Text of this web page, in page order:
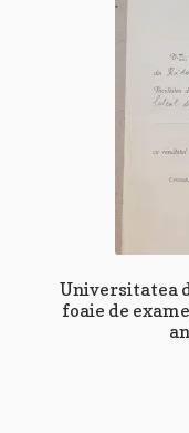
Universitatea
foaie de